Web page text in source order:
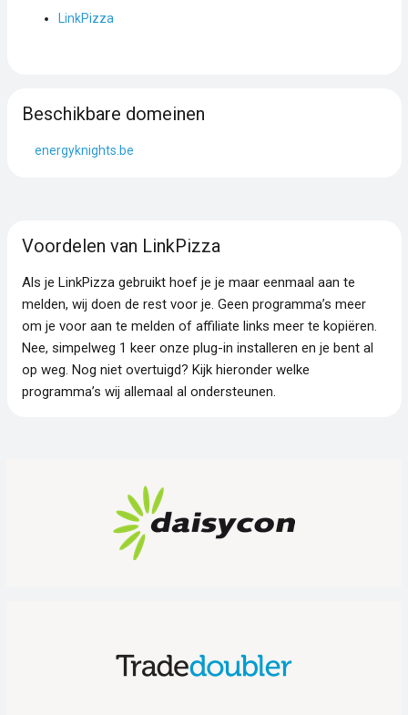
LinkPizza
Beschikbare domeinen
energyknights.be
Voordelen van LinkPizza
Als je LinkPizza gebruikt hoef je je maar eenmaal aan te
melden, wij doen de rest voor je. Geen programma’s meer
om je voor aan te melden of affiliate links meer te kopiëren.
Nee, simpelweg 1 keer onze plug-in installeren en je bent al
op weg. Nog niet overtuigd? Kijk hieronder welke
programma’s wij allemaal al ondersteunen.